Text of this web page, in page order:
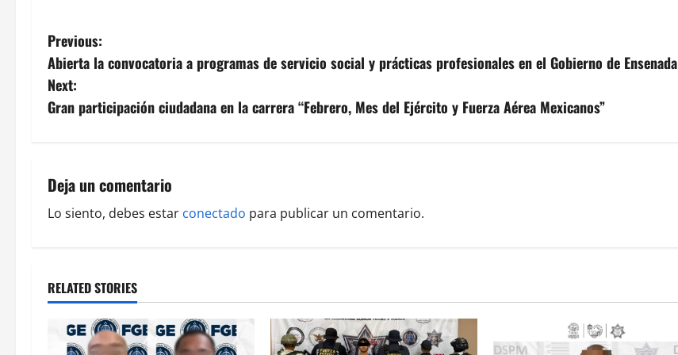
P
o
s
n
a
i
g
Previous:
Abierta la convocatoria a programas de servicio social y prácticas profesionales en el Gobierno de Ensenada
Next:
Gran participación ciudadana en la carrera “Febrero, Mes del Ejército y Fuerza Aérea Mexicanos”
Deja un comentario
Lo siento, debes estar conectado para publicar un comentario.
RELATED STORIES